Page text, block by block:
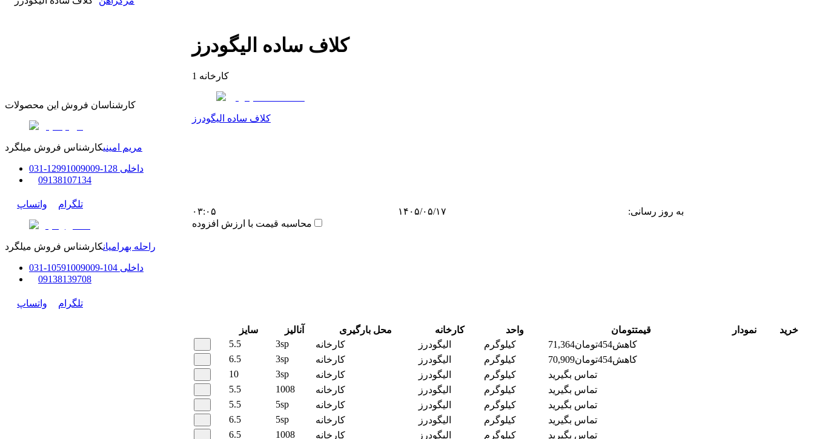
کلاف ساده الیگودرز
1 کارخانه
کلاف ساده الیگودرز
به روز رسانی: ۱۴۰۵/۰۵/۱۷
۰۳:۰۵
محاسبه قیمت با ارزش افزوده
سایز آنالیز محل بارگیری کارخانه واحد قیمتتومان نمودار
خرید
5.5
3sp کارخانه الیگودرز کیلوگرم کاهش454تومان71,364
6.5
3sp کارخانه الیگودرز کیلوگرم کاهش454تومان70,909
10
3sp کارخانه الیگودرز کیلوگرم
تماس بگیرید
5.5
1008 کارخانه الیگودرز کیلوگرم
تماس بگیرید
5.5
5sp کارخانه الیگودرز کیلوگرم
تماس بگیرید
6.5
5sp کارخانه الیگودرز کیلوگرم
تماس بگیرید
6.5
1008 کارخانه الیگودرز کیلوگرم
تماس بگیرید
کارشناسان فروش این محصولات
مریم امینیکارشناس فروش میلگرد
داخلی 128-129
91009009
-
031
09138107134
تلگرام واتساپ
راحله بهرامیانکارشناس فروش میلگرد
داخلی 104-105
91009009
-
031
09138139708
تلگرام واتساپ